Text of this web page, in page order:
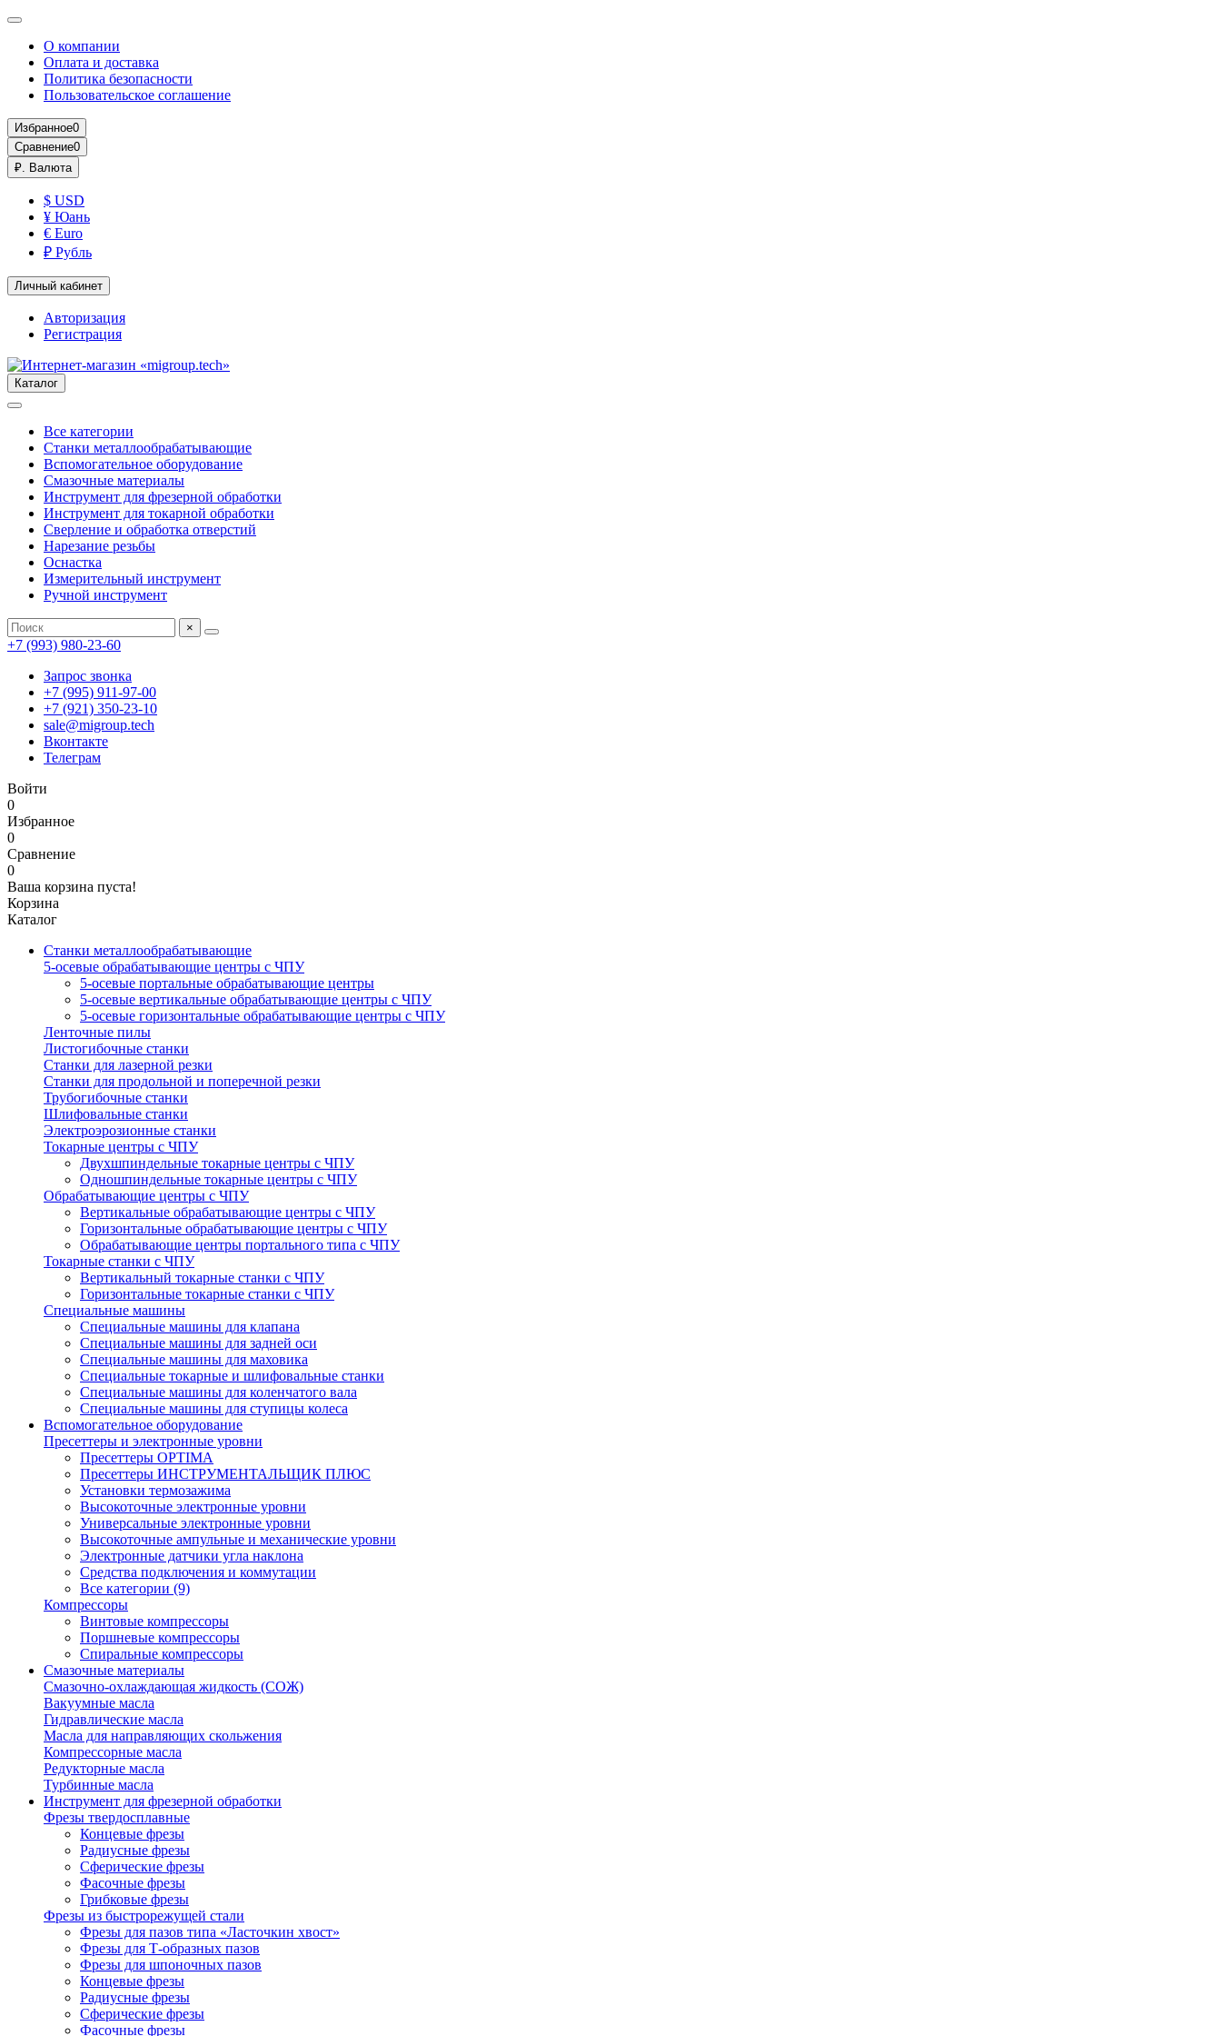
О компании
Оплата и доставка
Политика безопасности
Пользовательское соглашение
Избранное0
Сравнение0
₽. Валюта
$ USD
¥ Юань
€ Euro
₽ Рубль
Личный кабинет
Авторизация
Регистрация
Каталог
Все категории
Станки металлообрабатывающие
Вспомогательное оборудование
Смазочные материалы
Инструмент для фрезерной обработки
Инструмент для токарной обработки
Сверление и обработка отверстий
Нарезание резьбы
Оснастка
Измерительный инструмент
Ручной инструмент
×
+7 (993) 980-23-60
Запрос звонка
+7 (995) 911-97-00
+7 (921) 350-23-10
sale@migroup.tech
Вконтакте
Телеграм
Войти
0
Избранное
0
Сравнение
0
Ваша корзина пуста!
Корзина
Каталог
Станки металлообрабатывающие
5-осевые обрабатывающие центры с ЧПУ
5-осевые портальные обрабатывающие центры
5-осевые вертикальные обрабатывающие центры с ЧПУ
5-осевые горизонтальные обрабатывающие центры с ЧПУ
Ленточные пилы
Листогибочные станки
Станки для лазерной резки
Станки для продольной и поперечной резки
Трубогибочные станки
Шлифовальные станки
Электроэрозионные станки
Токарные центры с ЧПУ
Двухшпиндельные токарные центры с ЧПУ
Одношпиндельные токарные центры с ЧПУ
Обрабатывающие центры с ЧПУ
Вертикальные обрабатывающие центры с ЧПУ
Горизонтальные обрабатывающие центры с ЧПУ
Обрабатывающие центры портального типа с ЧПУ
Токарные станки с ЧПУ
Вертикальный токарные станки с ЧПУ
Горизонтальные токарные станки с ЧПУ
Специальные машины
Специальные машины для клапана
Специальные машины для задней оси
Специальные машины для маховика
Специальные токарные и шлифовальные станки
Специальные машины для коленчатого вала
Специальные машины для ступицы колеса
Вспомогательное оборудование
Пресеттеры и электронные уровни
Пресеттеры OPTIMA
Пресеттеры ИНСТРУМЕНТАЛЬЩИК ПЛЮС
Установки термозажима
Высокоточные электронные уровни
Универсальные электронные уровни
Высокоточные ампульные и механические уровни
Электронные датчики угла наклона
Средства подключения и коммутации
Все категории (9)
Компрессоры
Винтовые компрессоры
Поршневые компрессоры
Спиральные компрессоры
Смазочные материалы
Смазочно-охлаждающая жидкость (СОЖ)
Вакуумные масла
Гидравлические масла
Масла для направляющих скольжения
Компрессорные масла
Редукторные масла
Турбинные масла
Инструмент для фрезерной обработки
Фрезы твердосплавные
Концевые фрезы
Радиусные фрезы
Сферические фрезы
Фасочные фрезы
Грибковые фрезы
Фрезы из быстрорежущей стали
Фрезы для пазов типа «Ласточкин хвост»
Фрезы для Т-образных пазов
Фрезы для шпоночных пазов
Концевые фрезы
Радиусные фрезы
Сферические фрезы
Фасочные фрезы